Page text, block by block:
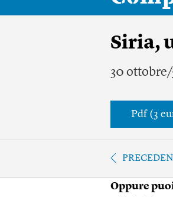
Siria,
30 ottobre/
Pdf (3
Oppure